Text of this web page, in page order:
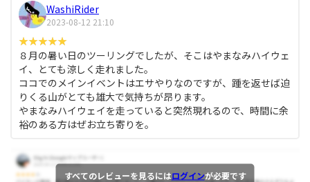
WashiRider
2023-08-12 21:10
８月の暑い日のツーリングでしたが、そこはやまなみハイウェ
イ、とても涼しく走れました。
ココでのメインイベントはエサやりなのですが、踵を返せば迫
りくる山がとても雄大で気持ちが昂ります。
やまなみハイウェイを走っていると突然現れるので、時間に余
裕のある方はぜお立ち寄りを。
すべてのレビューを見るにはログインが必要です